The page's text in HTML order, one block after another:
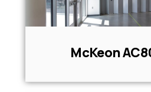
McKeon